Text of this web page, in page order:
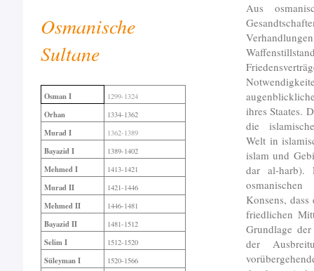
Aus
ihres Staates.
die
Welt in
islam und
dar al-harb).
Konsens,
friedlichen
Grundlage
der
Osmanische
Sultane
Osman I 1299-1324
Orhan 1334-1362
Murad I 1362-1389
Bayazid I 1389-1402
Mehmed I 1413-1421
Murad II 1421-1446
Mehmed II 1446-1481
Bayazid II 1481-1512
Selim I 1512-1520
Süleyman I 1520-1566